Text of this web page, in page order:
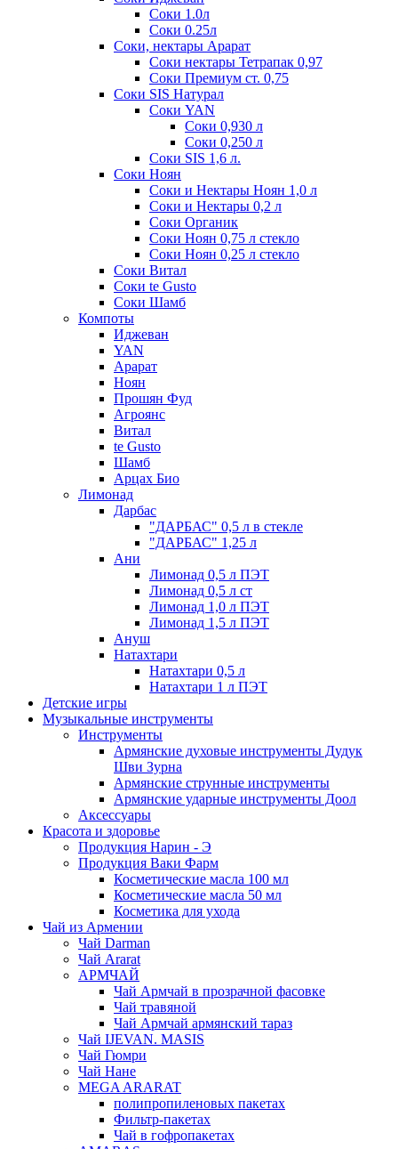
Соки 1.0л
Соки 0.25л
Соки, нектары Арарат
Соки нектары Тетрапак 0,97
Соки Премиум ст. 0,75
Соки SIS Натурал
Соки YAN
Соки 0,930 л
Соки 0,250 л
Соки SIS 1,6 л.
Соки Ноян
Соки и Нектары Ноян 1,0 л
Соки и Нектары 0,2 л
Соки Органик
Соки Ноян 0,75 л стекло
Соки Ноян 0,25 л стекло
Соки Витал
Соки te Gusto
Соки Шамб
Компоты
Иджеван
YAN
Арарат
Ноян
Прошян Фуд
Агроянс
Витал
te Gusto
Шамб
Арцах Био
Лимонад
Дарбас
"ДАРБАС" 0,5 л в стекле
"ДАРБАС" 1,25 л
Ани
Лимонад 0,5 л ПЭТ
Лимонад 0,5 л ст
Лимонад 1,0 л ПЭТ
Лимонад 1,5 л ПЭТ
Ануш
Натахтари
Натахтари 0,5 л
Натахтари 1 л ПЭТ
Детские игры
Музыкальные инструменты
Инструменты
Армянские духовые инструменты Дудук
Шви Зурна
Армянские струнные инструменты
Армянские ударные инструменты Доол
Аксессуары
Красота и здоровье
Продукция Нарин - Э
Продукция Ваки Фарм
Косметические масла 100 мл
Косметические масла 50 мл
Косметика для ухода
Чай из Армении
Чай Darman
Чай Ararat
АРМЧАЙ
Чай Армчай в прозрачной фасовке
Чай травяной
Чай Армчай армянский тараз
Чай IJEVAN. MASIS
Чай Гюмри
Чай Нане
MEGA ARARAT
полипропиленовых пакетах
Фильтр-пакетах
Чай в гофропакетах